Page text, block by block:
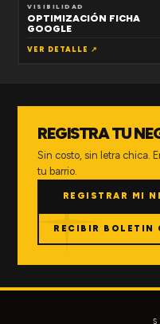
VISIBILIDAD
OPTIMIZACIÓN FICHA
GOOGLE
VER DETALLE ↗
REGISTRA TU
Sin costo, sin letra chica.
tu barrio.
REGISTRAR MI
RECIBIR BOLETIN